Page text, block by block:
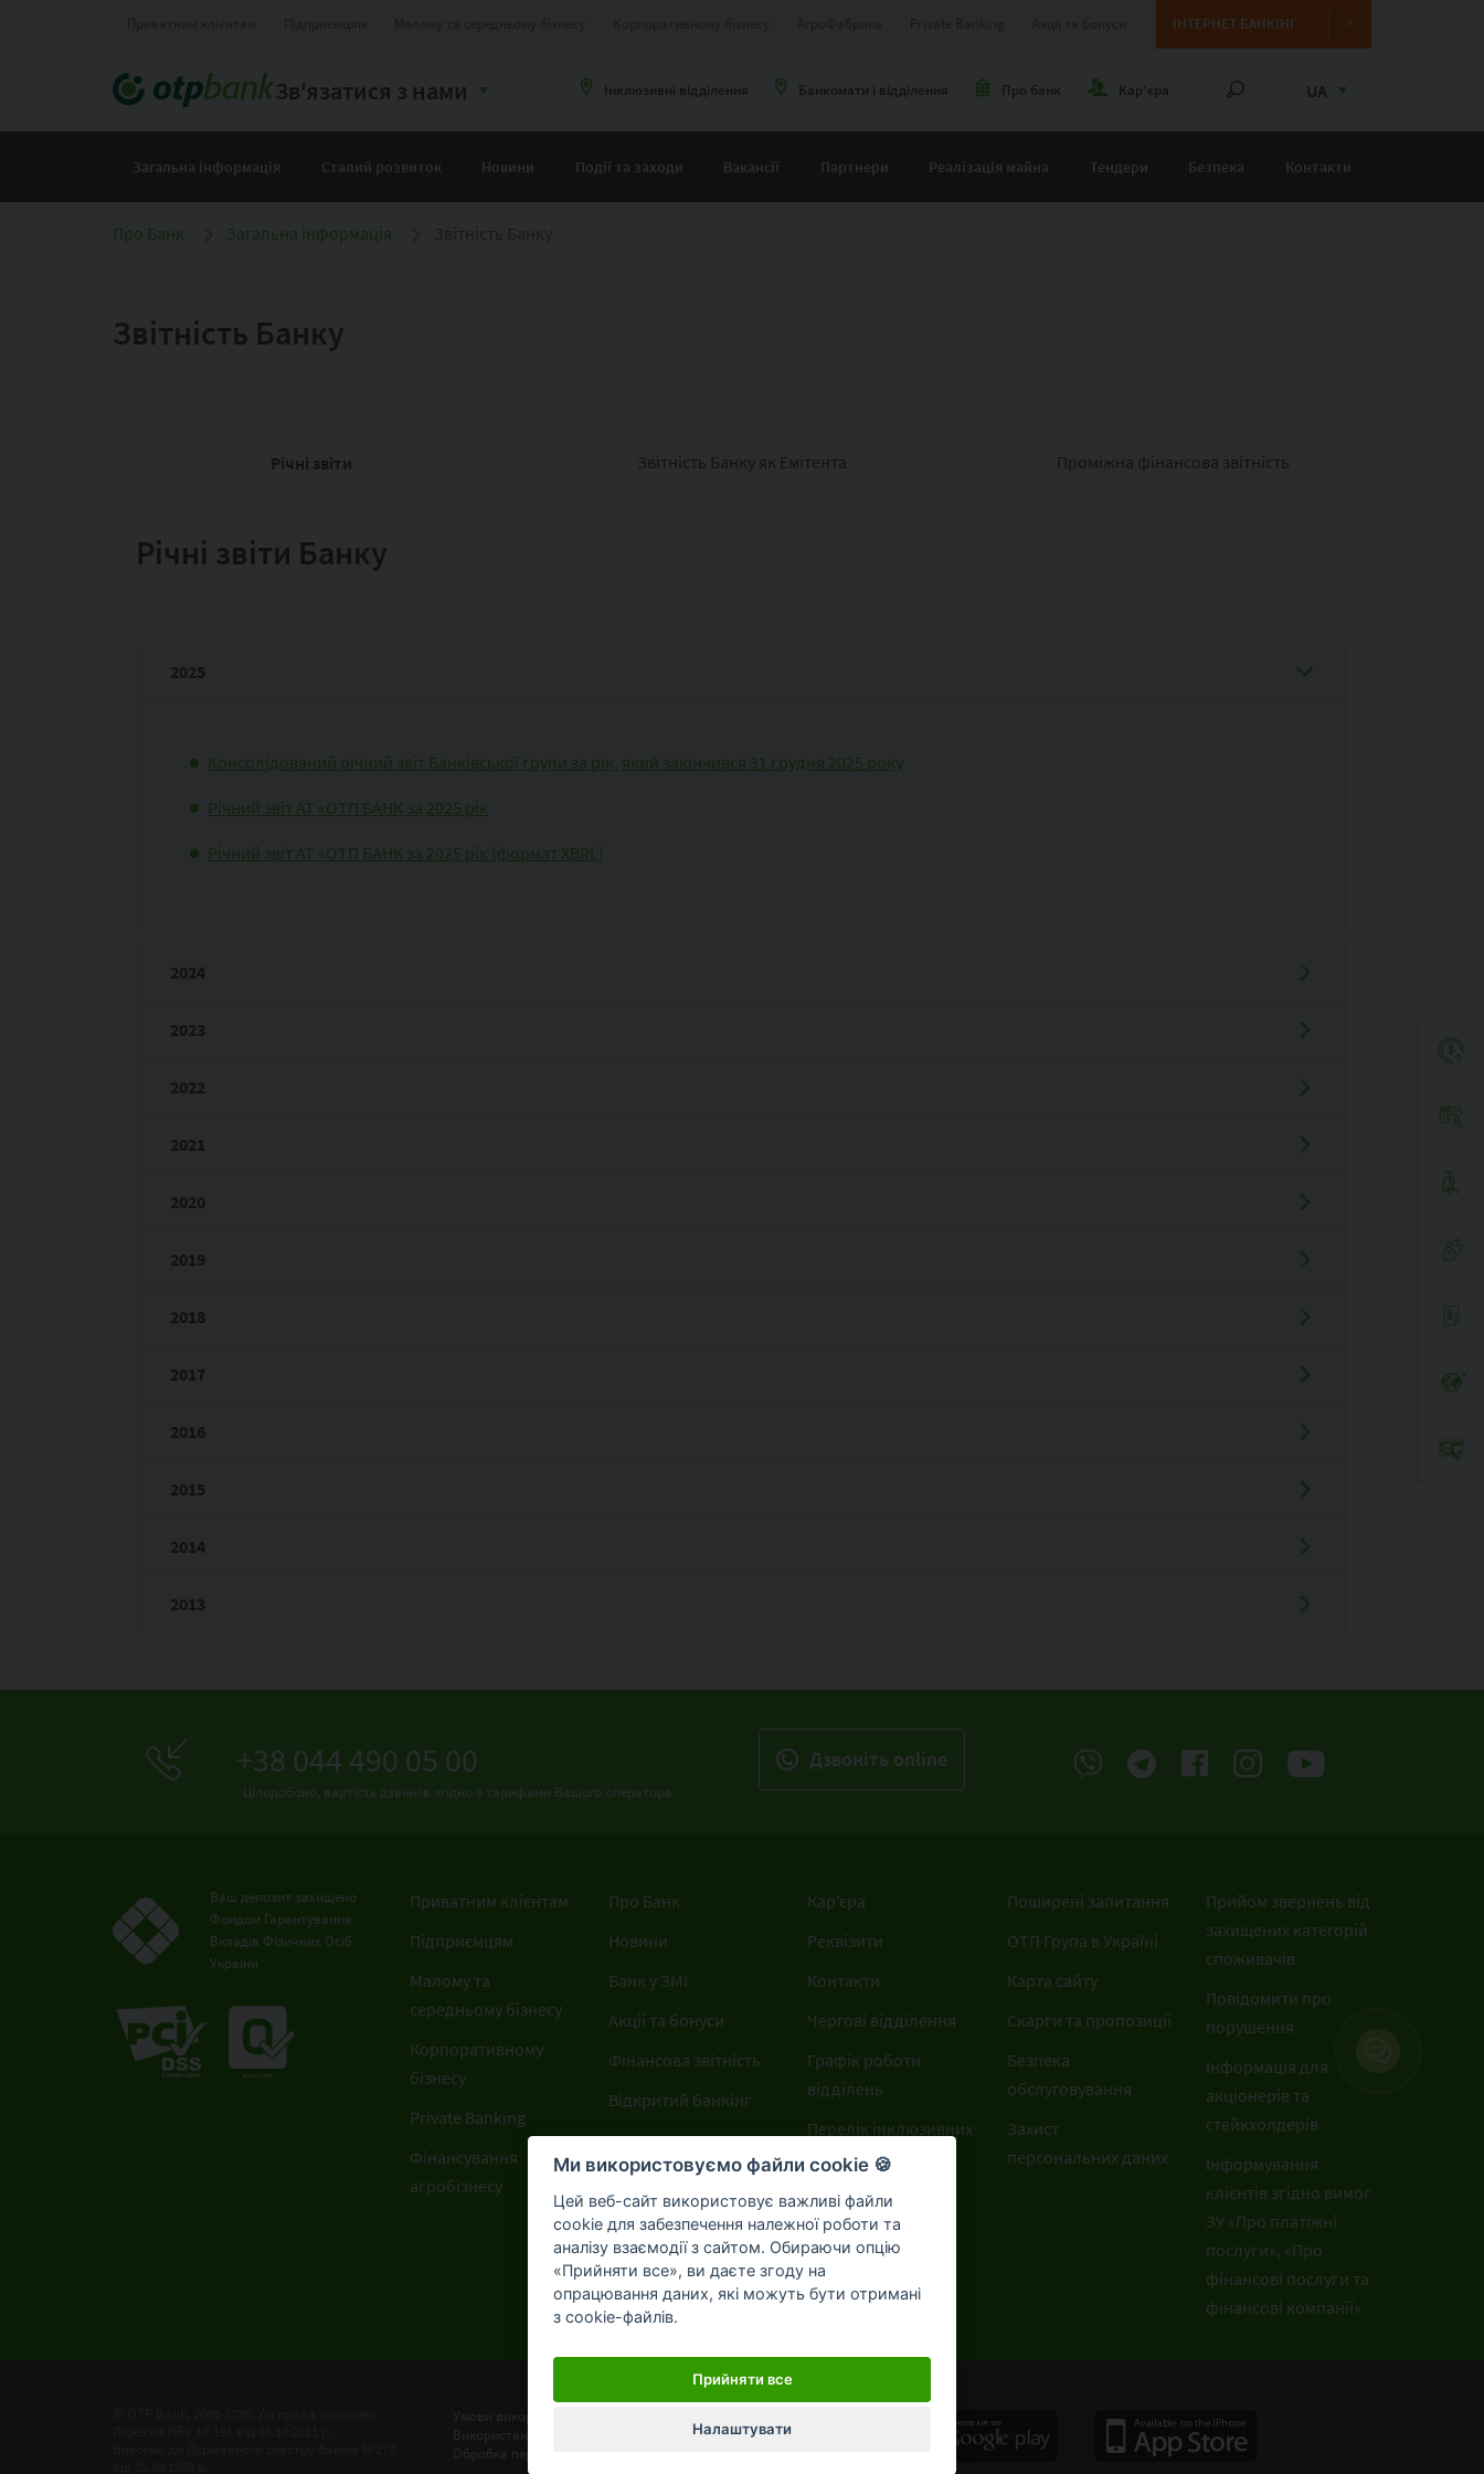
ІНТЕРНЕТ БАНКІНГ
Зв'язатися з нами Інклюзивні відділення Банкомати і відділення Про банк Кар'єра UA
Загальна інформація Сталий розвиток Новини Події та заходи Вакансії Партнери Реалізація майна Тендери Безпека Контакти
Про Банк Загальна інформація
Звітність Банку
Річні звіти Звітність Банку як Емітента Проміжна фінансова звітність
Річні звіти Банку
2025
Консолідований річний звіт Банківської групи за рік, який закінчився 31 грудня 2025 року
Річний звіт АТ «ОТП БАНК за 2025 рік
Річний звіт АТ «ОТП БАНК за 2025 рік (формат XBRL)
2024
2023
2022
2021
2020
2019
2018
2017
2016
2015
2014
2013
+38 044 490 05 00
Цілодобово, вартість дзвінків згідно з тарифами Вашого оператора
Дзвонiть online
Ваш депозит захищено
Фондом Гарантування
Вкладів Фізичних Осіб
України
Приватним клієнтам
Підприємцям
Малому та
середньому бізнесу
Корпоративному
бізнесу
Private Banking
Фінансування
агробізнесу
Про Банк
Новини
Банк у ЗМІ
Акції та бонуси
Фінансова звітність
Відкритий банкінг
Кар’єра
Реквізити
Контакти
Чергові відділення
Графік роботи
відділень
Перелік інклюзивних
відділень
Поширені запитання
ОТП Група в Україні
Карта сайту
Скарги та пропозиції
Безпека
обслуговування
Захист
персональних даних
Прийом звернень від
захищених категорій
споживачів
Повідомити про
порушення
Інформація для
акціонерів та
стейкхолдерів
Інформування
клієнтів згідно вимог
ЗУ «Про платіжні
послуги», «Про
фінансові послуги та
фінансові компанії»
Умови використання
Bикористання cookie-файлів
Обробка персональних даних
OTP Bank UA для
Ми використовуємо файли cookie 🍪
Цей веб-сайт використовує важливі файли
cookie для забезпечення належної роботи та
аналізу взаємодії з сайтом. Обираючи опцію
«Прийняти все», ви даєте згоду на
опрацювання даних, які можуть бути отримані
з cookie-файлів.
Прийняти все
Налаштувати